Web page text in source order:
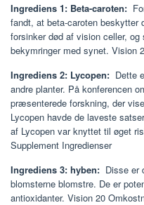
Ingrediens 1: Beta-caroten:
fandt, at beta-caroten
forsinker død af vision celler,
bekymringer med synet. Vision
Ingrediens 2: Lycopen: Dette
andre planter. På konferencen
præsenterede forskning, der
Lycopen havde de laveste
af Lycopen var knyttet til øget
Supplement Ingredienser
Ingrediens 3: hyben: Disse er
blomsterne blomstre. De er
antioxidanter. Vision 20